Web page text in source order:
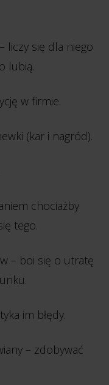
liczy się dla niego
lubią.
w firmie.
(kar i nagród).
chociażby
tego.
– boi się o utratę
im błędy.
– zdobywać